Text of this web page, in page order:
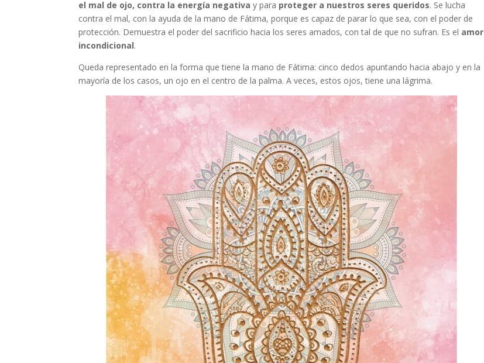
el mal de ojo, contra la energía negativa y para proteger a nuestros seres queridos. Se lucha
contra el mal, con la ayuda de la mano de Fátima, porque es capaz de parar lo que sea, con el poder de
protección. Demuestra el poder del sacrificio hacia los seres amados, con tal de que no sufran. Es el amor
incondicional.
Queda representado en la forma que tiene la mano de Fátima: cinco dedos apuntando hacia abajo y en la
mayoría de los casos, un ojo en el centro de la palma. A veces, estos ojos, tiene una lágrima.